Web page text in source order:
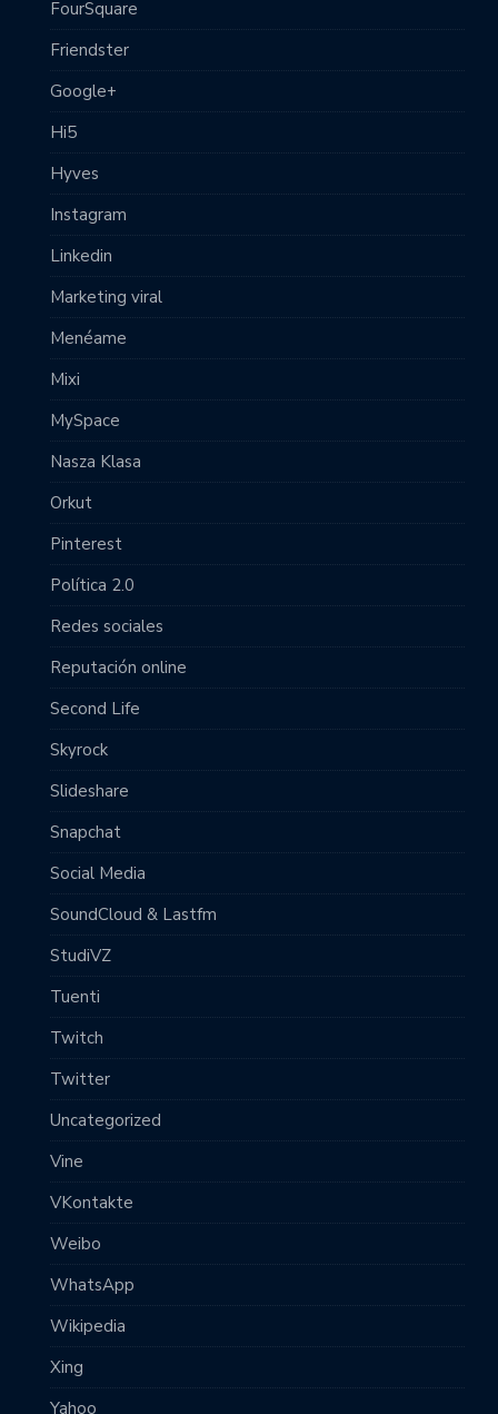
FourSquare
Friendster
Google+
Hi5
Hyves
Instagram
Linkedin
Marketing viral
Menéame
Mixi
MySpace
Nasza Klasa
Orkut
Pinterest
Política 2.0
Redes sociales
Reputación online
Second Life
Skyrock
Slideshare
Snapchat
Social Media
SoundCloud & Lastfm
StudiVZ
Tuenti
Twitch
Twitter
Uncategorized
Vine
VKontakte
Weibo
WhatsApp
Wikipedia
Xing
Yahoo